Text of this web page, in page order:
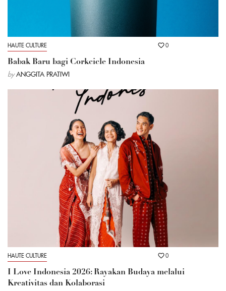
HAUTE CULTURE 0
Babak Baru bagi Corkcicle Indonesia
by ANGGITA PRATIWI
HAUTE CULTURE 0
I Love Indonesia 2026: Rayakan Budaya melalui
Kreativitas dan Kolaborasi